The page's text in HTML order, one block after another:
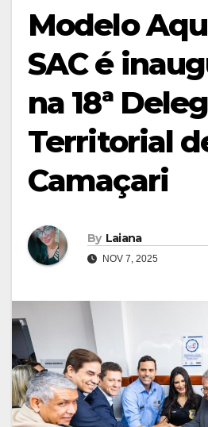
Modelo
SAC é
na 18ª
Territorial
Camaçari
By Laiana
NOV 7, 2025